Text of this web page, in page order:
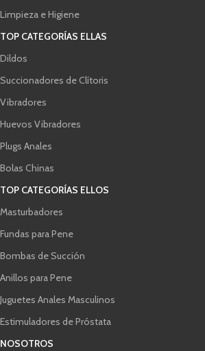
Limpieza e Higiene
TOP CATEGORÍAS ELLAS
Dildos
Succionadores de Clítoris
Vibradores
Huevos Vibradores
Plugs Anales
Bolas Chinas
TOP CATEGORÍAS ELLOS
Masturbadores
Fundas para Pene
Bombas de Succión
Anillos para Pene
Juguetes Anales Masculinos
Estimuladores de Próstata
NOSOTROS